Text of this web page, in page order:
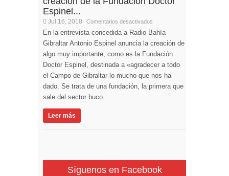
Espinel...
Jul 16, 2018 Comentarios desactivados
En la entrevista concedida a Radio Bahía
Gibraltar Antonio Espinel anuncia la creación de
algo muy importante, como es la Fundación
Doctor Espinel, destinada a «agradecer a todo
el Campo de Gibraltar lo mucho que nos ha
dado. Se trata de una fundación, la primera que
sale del sector buco...
Leer más
Síguenos en Facebook